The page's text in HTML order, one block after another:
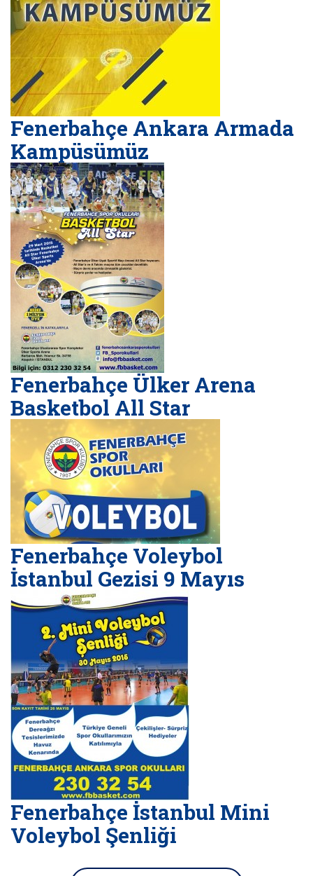
Fenerbahçe Ankara Armada
Kampüsümüz
Fenerbahçe Ülker Arena
Basketbol All Star
Fenerbahçe Voleybol
İstanbul Gezisi 9 Mayıs
Fenerbahçe İstanbul Mini
Voleybol Şenliği